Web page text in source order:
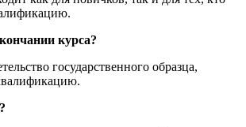
курса?
государственного образца,